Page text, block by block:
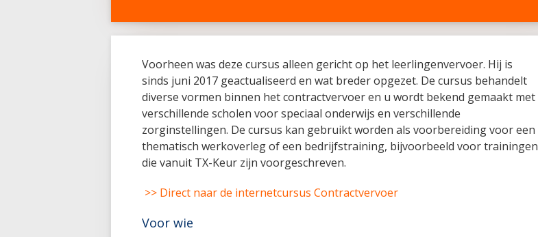
Voorheen was deze cursus alleen gericht op het leerlingenvervoer. Hij is
sinds juni 2017 geactualiseerd en wat breder opgezet. De cursus behandelt
diverse vormen binnen het contractvervoer en u wordt bekend gemaakt met
verschillende scholen voor speciaal onderwijs en verschillende
zorginstellingen. De cursus kan gebruikt worden als voorbereiding voor een
thematisch werkoverleg of een bedrijfstraining, bijvoorbeeld voor trainingen
die vanuit TX-Keur zijn voorgeschreven.
>> Direct naar de internetcursus Contractvervoer
Voor wie